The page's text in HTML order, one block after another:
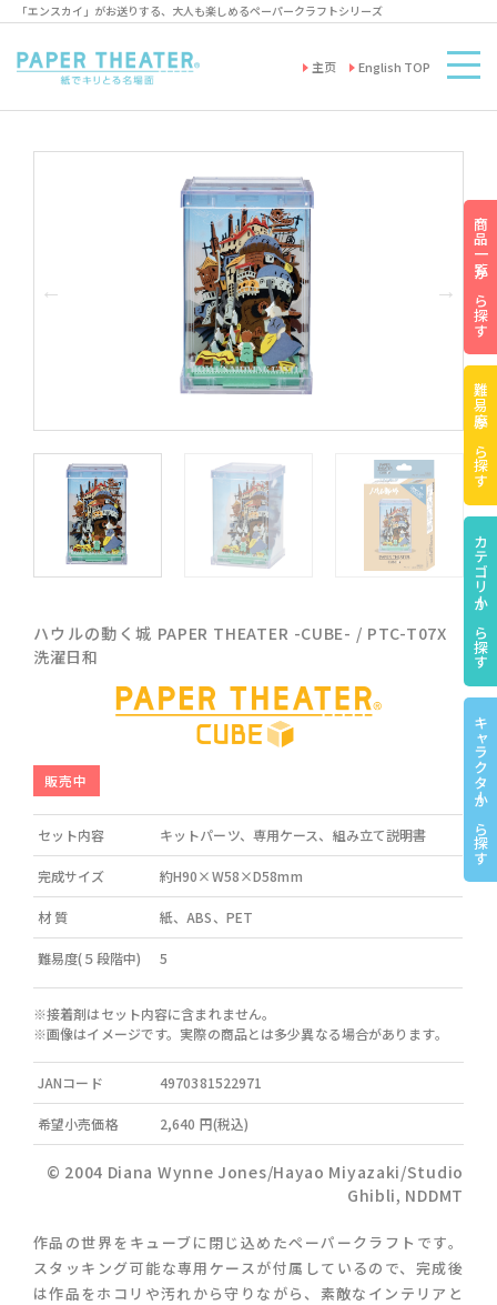
「エンスカイ」がお送りする、大人も楽しめるペーパークラフトシリーズ
主页 English TOP
ハウルの動く城 PAPER THEATER -CUBE- / PTC-T07X
洗濯日和
販売中
セット内容 キットパーツ、専用ケース、組み立て説明書
完成サイズ 約H90×W58×D58mm
材 質 紙、ABS、PET
難易度(５段階中) 5
※接着剤はセット内容に含まれません。
※画像はイメージです。実際の商品とは多少異なる場合があります。
JANコード 4970381522971
希望小売価格 2,640 円(税込)
© 2004 Diana Wynne Jones/Hayao Miyazaki/Studio
Ghibli, NDDMT
作品の世界をキューブに閉じ込めたペーパークラフトです。
スタッキング可能な専用ケースが付属しているので、完成後
は作品をホコリや汚れから守りながら、素敵なインテリアと
商品一覧から探す
難易度から探す
カテゴリーから探す
キャラクターから探す